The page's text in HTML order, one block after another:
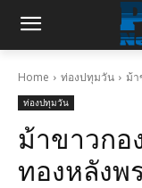
Home ท่องปทุมวัน ม้า
ท่องปทุมวัน
ม้าขาวกอ
ทองหลังพ